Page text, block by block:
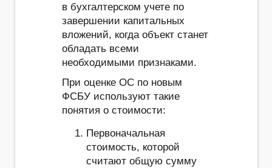
в бухгалтерском учете по
завершении капитальных
вложений, когда объект станет
обладать всеми
необходимыми признаками.
При оценке ОС по новым
ФСБУ используют такие
понятия о стоимости:
Первоначальная
стоимость, которой
считают общую сумму